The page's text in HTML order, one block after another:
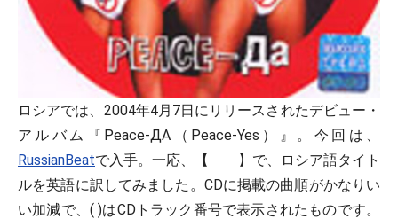
ロシアでは、2004年4月7日にリリースされたデビュー・
アルバム『Peace-ДА（Peace-Yes）』。今回は、
RussianBeatで入手。一応、【 】で、ロシア語タイト
ルを英語に訳してみました。CDに掲載の曲順がかなりい
い加減で、( )はCDトラック番号で表示されたものです。